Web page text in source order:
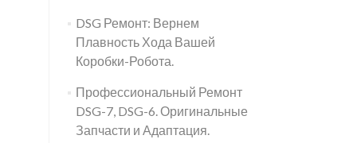
DSG Ремонт: Вернем
Плавность Хода Вашей
Коробки-Робота.
Профессиональный Ремонт
DSG-7, DSG-6. Оригинальные
Запчасти и Адаптация.